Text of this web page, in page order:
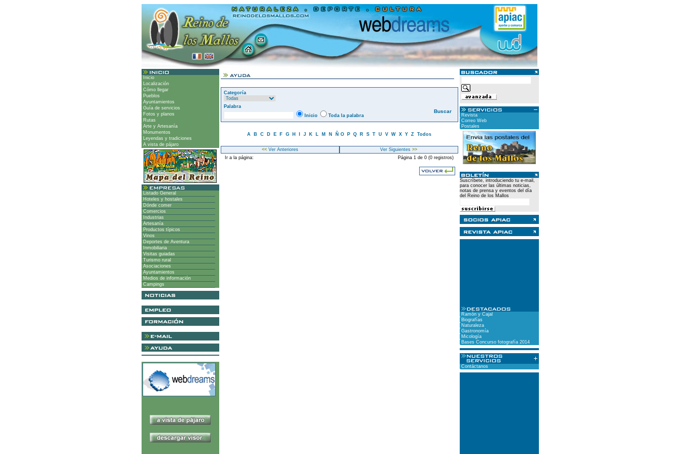
Inicio
Localización
Cómo llegar
Pueblos
Ayuntamientos
Guía de servicios
Fotos y planos
Rutas
Arte y Artesanía
Monumentos
Leyendas y tradiciones
A vista de pájaro
Listado General
Hoteles y hostales
Dónde comer
Comercios
Industrias
Artesanía
Productos típicos
Vinos
Deportes de Aventura
Inmobiliaria
Visitas guiadas
Turismo rural
Asociaciones
Ayuntamientos
Medios de información
Campings
Categoría
Palabra
Inicio
Toda la palabra
A B C D E F G H J K L M N Ñ O P Q R S T U V W X Y Z Todos
<<Ver Anteriores Ver Siguientes >>
Ir a la página:
Página 1 de 0 (0 registros)
Revista
Correo Web
Postales
Suscríbete, introduciendo tu e-mail,
para conocer las últimas noticias,
notas de prensa y eventos del día
del Reino de los Mallos
Ramón y Cajal
Biografías
Naturaleza
Gastronomía
Micología
Bases Concurso fotografía 2014
Contáctanos